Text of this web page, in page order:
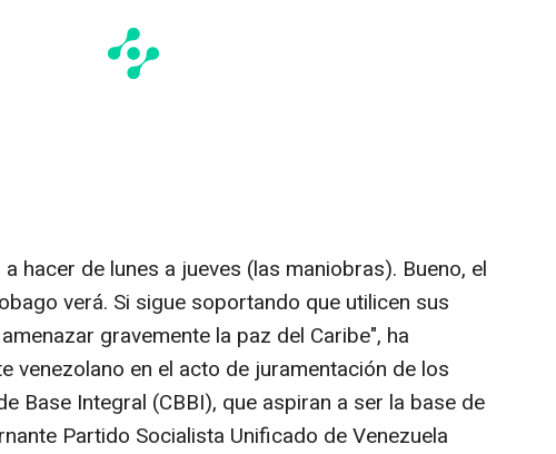
hacer de lunes a jueves (las maniobras). Bueno, el
verá. Si sigue soportando que utilicen sus
gravemente la paz del Caribe", ha
venezolano en el acto de juramentación de los
Base Integral (CBBI), que aspiran a ser la base de
Partido Socialista Unificado de Venezuela